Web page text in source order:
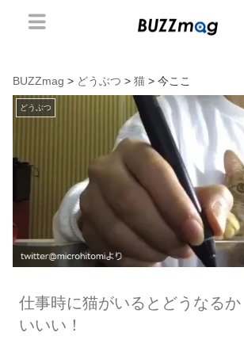
BUZZmag > どうぶつ > 猫 > 今ここ
どうぶつ
仕事時に猫がいるとどうなる
いいい！